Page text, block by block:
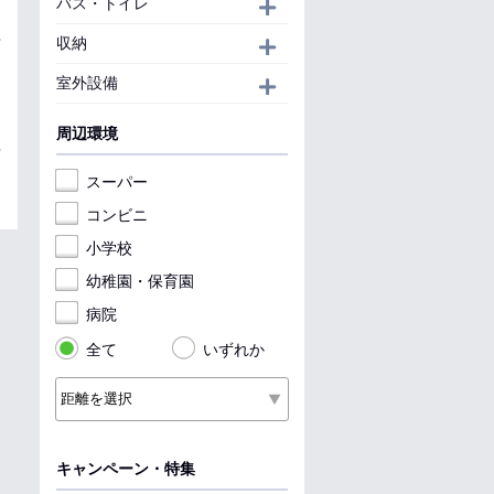
収納
室外設備
周辺環境
スーパー
コンビニ
小学校
幼稚園・保育園
病院
全て
いずれか
キャンペーン・特集